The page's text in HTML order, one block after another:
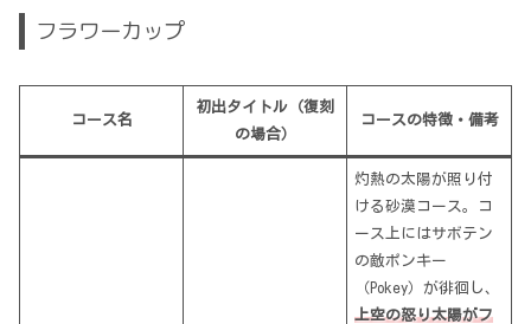
フラワーカップ
コース名
初出タイトル（復刻
の場合）
コースの特徴・備考
灼熱の太陽が照り付
ける砂漠コース。コ
ース上にはサボテン
の敵ポンキー
（Pokey）が徘徊し、
上空の怒り太陽がフ